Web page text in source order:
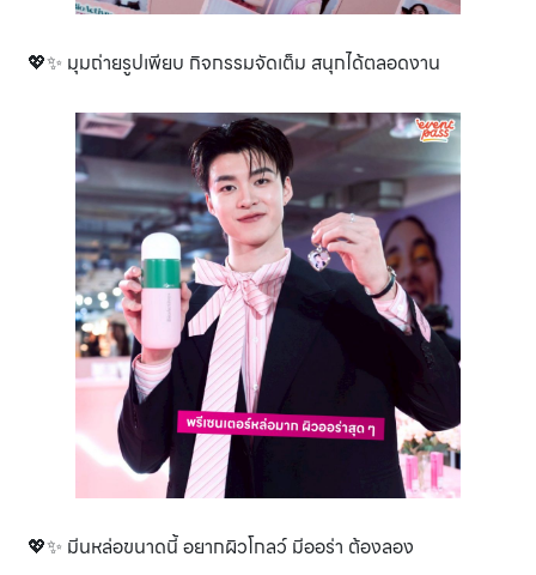
💖✨ มุมถ่ายรูปเพียบ กิจกรรมจัดเต็ม สนุกได้ตลอดงาน
💖✨ มีนหล่อขนาดนี้ อยากผิวโกลว์ มีออร่า ต้องลอง